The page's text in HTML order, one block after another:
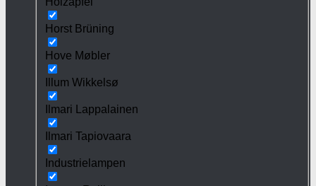
Horst Brüning
Hove Møbler
Illum Wikkelsø
Ilmari Lappalainen
Ilmari Tapiovaara
Industrielampen